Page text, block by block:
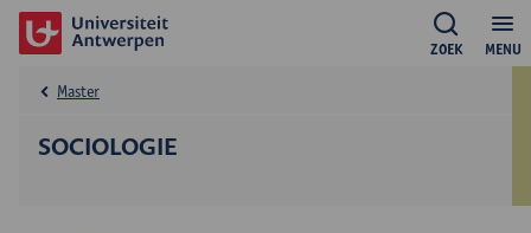
MENU
ZOEK
SOCIOLOGIE
Master